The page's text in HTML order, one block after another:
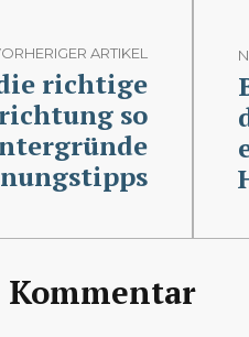
ARTIKEL
richtige
so
Kommentar